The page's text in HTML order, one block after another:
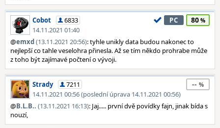
Cobot
6833
14.11.2021 01:40
PC 80
@emxd(13.11.2021 20:56): tyhle unikly data budou nakonec to
nejlepší co tahle veselohra přinesla. Až se tím někdo prohrabe může
z toho být zajímavé počtení o vývoji.
Strady
7211
14.11.2021 00:56 (poslední úprava 14.11.2021 00:56)
--
@B.L.B.. (13.11.2021 16:13): Jaj..... první dvě povídky fajn, jinak bída s
nouzí,